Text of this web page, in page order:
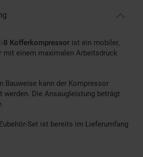
8 Kofferkompressor ist ein mobiler,
mit einem maximalen Arbeitsdruck
Bauweise kann der Kompressor
werden. Die Ansaugleistung beträgt
Set ist bereits im Lieferumfang